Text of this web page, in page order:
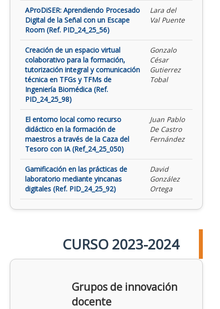
AProDiSER: Aprendiendo Procesado
Digital de la Señal con un Escape
Room (Ref. PID_24_25_56)
Lara del
Val Puente
Creación de un espacio virtual
colaborativo para la formación,
tutorización integral y comunicación
técnica en TFGs y TFMs de
Ingeniería Biomédica (Ref.
PID_24_25_98)
Gonzalo
César
Gutierrez
Tobal
El entorno local como recurso
didáctico en la formación de
maestros a través de la Caza del
Tesoro con IA (Ref_24_25_050)
Juan Pablo
De Castro
Fernández
Gamificación en las prácticas de
laboratorio mediante yincanas
digitales (Ref. PID_24_25_92)
David
González
Ortega
CURSO 2023-2024
Grupos de innovación
docente